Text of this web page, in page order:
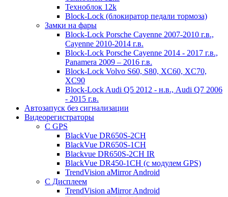
Техноблок 12k
Block-Lock (блокиратор педали тормоза)
Замки на фары
Block-Lock Porsche Cayenne 2007-2010 г.в.,
Cayenne 2010-2014 г.в.
Block-Lock Porsche Cayenne 2014 - 2017 г.в.,
Panamera 2009 – 2016 г.в.
Block-Lock Volvo S60, S80, XC60, XC70,
XC90
Block-Lock Audi Q5 2012 - н.в., Audi Q7 2006
- 2015 г.в.
Автозапуск без сигнализации
Видеорегистраторы
С GPS
BlackVue DR650S-2CH
BlackVue DR650S-1CH
Blackvue DR650S-2CH IR
BlackVue DR450-1CH (с модулем GPS)
TrendVision aMirror Android
С Дисплеем
TrendVision aMirror Android